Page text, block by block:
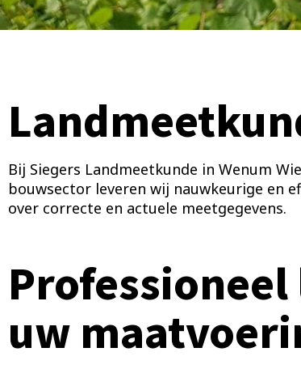
Bij Siegers Landmeetkunde in Wenum
bouwsector leveren wij nauwkeurige en
over correcte en actuele meetgegevens.
uw